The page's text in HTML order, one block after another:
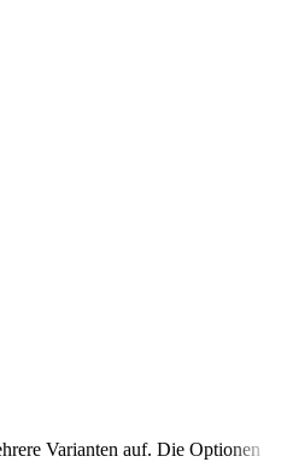
Varianten auf. Die Optionen